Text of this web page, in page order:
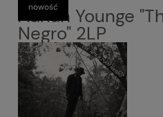
Adrian Younge
Negro" 2LP
nowość